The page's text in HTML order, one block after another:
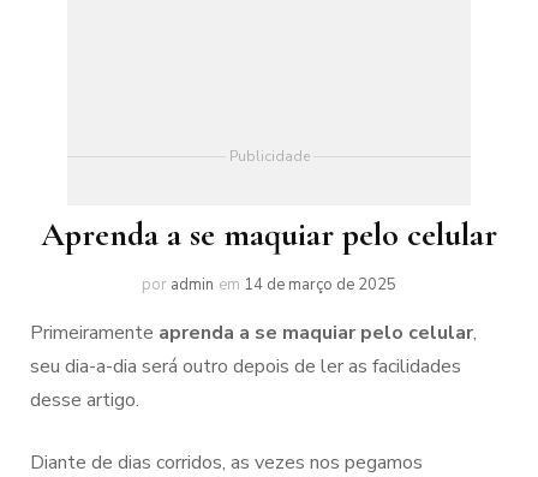
Publicidade
Aprenda a se maquiar pelo celular
por admin em 14 de março de 2025
Primeiramente aprenda a se maquiar pelo celular,
seu dia-a-dia será outro depois de ler as facilidades
desse artigo.
Diante de dias corridos, as vezes nos pegamos